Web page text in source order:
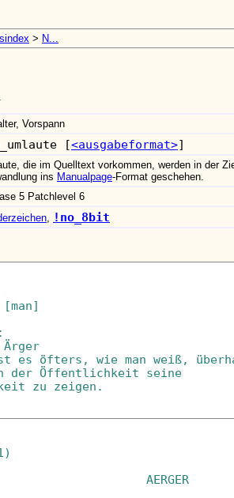
> N...
Vorspann
[<ausgabeformat>]
die im Quelltext vorkommen, werden in der
ins Manualpage-Format geschehen.
5 Patchlevel 6
!no_8bit
Ärger
es öfters, wie man weiß,
der Öffentlichkeit seine
zu zeigen.
AERGER